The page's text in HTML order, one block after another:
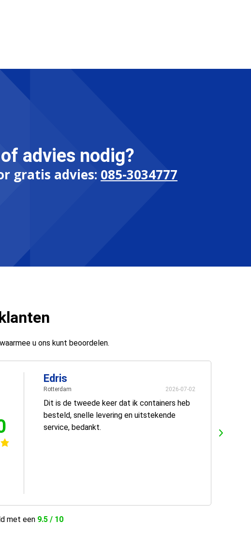
advies nodig?
gratis advies: 085-3034777
u ons kunt beoordelen.
Edris
Rotterdam 2026-07-02
Dit is de tweede keer dat ik containers heb
besteld, snelle levering en uitstekende
service, bedankt.
met een 9.5 / 10